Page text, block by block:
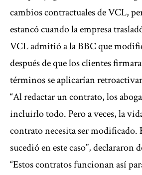
cambios contractuales de VCL,
estancó cuando la empresa
VCL admitió a la BBC que
después de que los clientes
términos se aplicarían
“Al redactar un contrato, los
incluirlo todo. Pero a veces, la
contrato necesita ser modificado.
sucedió en este caso”, declararon
“Estos contratos funcionan así